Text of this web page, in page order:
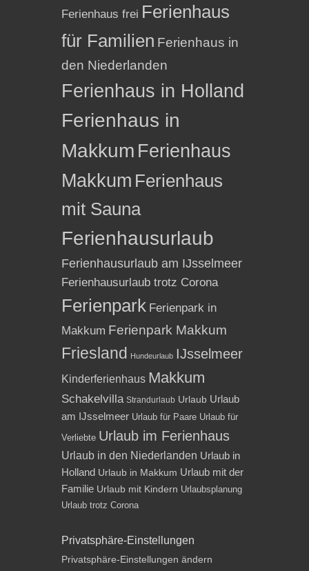
Ferienhaus frei Ferienhaus
für Familien Ferienhaus in
den Niederlanden
Ferienhaus in Holland
Ferienhaus in
Makkum Ferienhaus
Makkum Ferienhaus
mit Sauna
Ferienhausurlaub
Ferienhausurlaub am IJsselmeer
Ferienhausurlaub trotz Corona
Ferienpark Ferienpark in
Makkum Ferienpark Makkum
Friesland Hundeurlaub IJsselmeer
Kinderferienhaus Makkum
Schakelvilla Strandurlaub Urlaub Urlaub
am IJsselmeer Urlaub für Paare Urlaub für
Verliebte Urlaub im Ferienhaus
Urlaub in den Niederlanden Urlaub in
Holland Urlaub in Makkum Urlaub mit der
Familie Urlaub mit Kindern Urlaubsplanung
Urlaub trotz Corona
Privatsphäre-Einstellungen
Privatsphäre-Einstellungen ändern